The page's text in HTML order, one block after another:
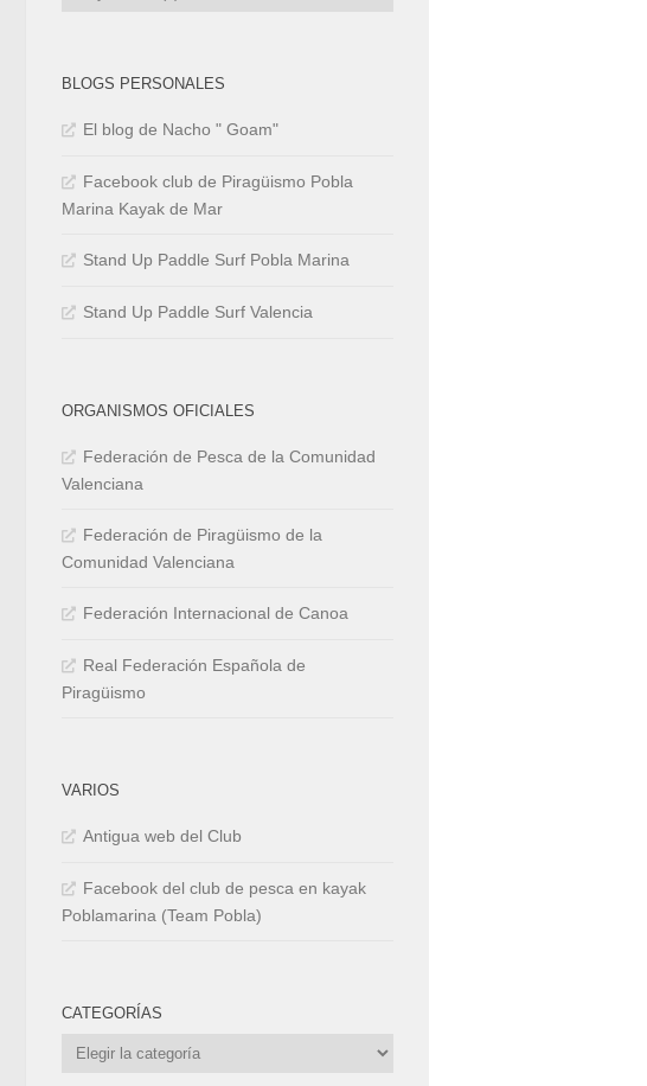
BLOGS PERSONALES
El blog de Nacho " Goam"
Facebook club de Piragüismo Pobla
Marina Kayak de Mar
Stand Up Paddle Surf Pobla Marina
Stand Up Paddle Surf Valencia
ORGANISMOS OFICIALES
Federación de Pesca de la Comunidad
Valenciana
Federación de Piragüismo de la
Comunidad Valenciana
Federación Internacional de Canoa
Real Federación Española de
Piragüismo
VARIOS
Antigua web del Club
Facebook del club de pesca en kayak
Poblamarina (Team Pobla)
CATEGORÍAS
Categorías